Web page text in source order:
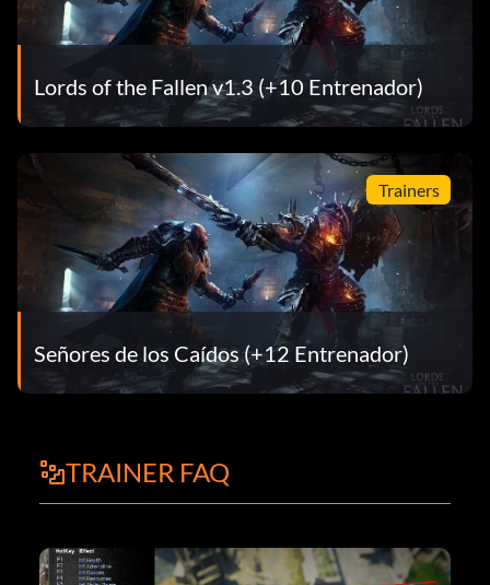
Lords of the Fallen v1.3 (+10 Entrenador)
Trainers
Señores de los Caídos (+12 Entrenador)
TRAINER FAQ